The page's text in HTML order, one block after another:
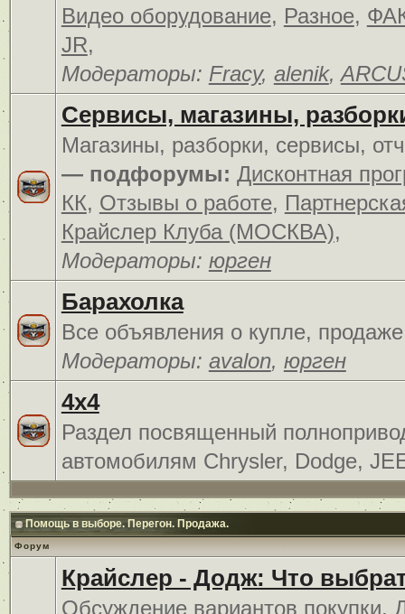
Видео оборудование, Разное,
JR,
Модераторы: Fracy, alenik,
Сервисы, магазины,
Магазины, разборки, сервисы,
— подфорумы: Дисконтная
КК, Отзывы о работе,
Крайслер Клуба (МОСКВА),
Модераторы: юрген
Барахолка
Все объявления о купле,
Модераторы: avalon, юрген
4x4
Раздел посвященный
автомобилям Chrysler, Dodge,
Помощь в выборе. Перегон. Продажа.
Форум
Крайслер - Додж: Что
Обсуждение вариантов покупки.